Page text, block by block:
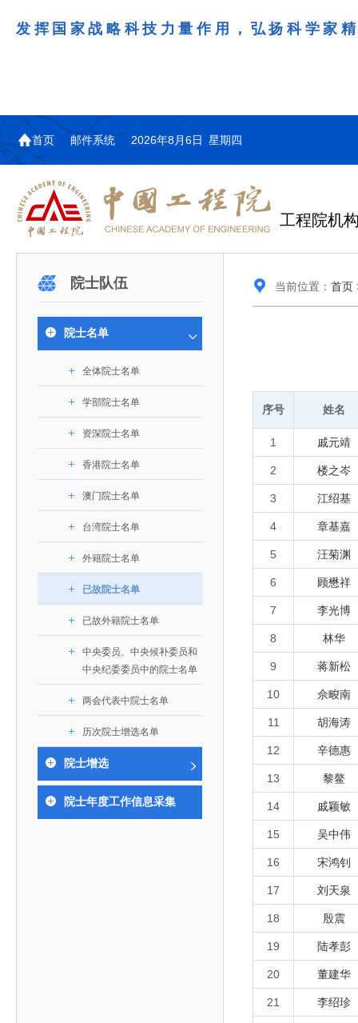
希望两院院士作为科技界杰出代表，冲锋
首页 邮件系统 2026年8月6日 星期四
工程院机
副院长-陈建
978人
393人
资深院士名单
7人
香港院士名单
3人
学部院士名单
信息与电子工程学部
土木、水利与建筑工程学部
工程管理学部(85人,其中79 人为跨学
中国工程院是中国工程科学技术界最高荣誉
性、咨询性学术机构。组织院士开展战略咨询研
究，为国家决策提供支撑服务是中国工程院的主要
职能和中心工作之一。
党的二十大提出，完善国家科技创新体系，强
化科技战略咨询，提升国家创新体系整体效能。中
国工程院以习近平新时代中国特色社会主义思想为
指导，按照党中央、国务院战略部署，坚持“服务决
策、适度超前”，坚持以科学咨询支撑科学决策，坚
持“顶天立地”，积极推进国家工程科技思想库建设和
国家高端智库建设试点工作，为提升我国科技创新
能力、强化关键核心技术攻关、加快建设创新型国
家、支撑经济社会高质量发展、实现中华民族伟大
复兴的中国梦，提供科技智力支撑。
中国工程院组织开展的战略咨询研究，主要结
合国民经济和社会发展规划、计划，组织研究工程
科学技术领域的重大、关键性问题，接受政府、地
方、行业等的委托，对重大工程科学技术发展规
划、计划、方案及其实施等提供咨询意见。
医药卫生学部学术报告会在京举行
为深入贯彻落实习近平总书记在国家
奖励大会、两院院士大会、中国科协
术引领作用，2026年7月10日下午，
院医药卫生学部学术报告会在北京会
行。6位院士做报告，50余位院士参
2026年中国工程科技论坛在京举行
第十五届化工、冶金与材料工程学术会议在广州召开
江西研究院组织召开省校产
7月9日，中国工程科技发展战略
江西研究院（以下简称“江西研
移转化中心，组织江西省相关地
市、企业赴京与北京化工大学举
办产学研合作交流会。北京化工
江西省科学院党组成员、副院长
章国勇，江西研究院副院长邹慧
出席会议。
2026-04-11
2026-03-26
2026-03-24
2026-03-04
中国工程院教育委员会以习近平新时代中国特
色社会主义思想为指导，深入贯彻落实党的二十大
和二十届历次全会精神，按照全国教育大会和中央
人才工作会议有关部署要求，切实履行教育委员会
各项职能，发挥工程教育领域国家高端智库作用，
为一体推进教育科技人才发展，统筹建设教育强
国、科技强国、人才强国提供支撑。主要任务有：
一是贯彻落实习近平总书记重要指示批示精神
和其他中央领导同志有关批示要求，围绕党中央决
策部署，充分发挥高端智库作用，组织院士、专家
开展与工程教育（包括工、农、医科）有关的咨询
研究，为党和国家决策提出咨询意见和建议。
二是加强同教育界、产业界和科技界的联系，
促进工程教育与经济建设紧密结合，促进工程技术
三是积极推动我国继续工程教育的发展及其体
系的建立和完善，促进院校工程教育与继续工程教
育有机结合。
四是加强工程教育的学术研究、宣传和科普工
作，提高工程教育和工程科技在国民意识中的地
位。
第29届中日韩工程院圆桌会
2026年7月23日，第29届中日韩
工程院圆桌会议在韩国首尔成功
值主办，三国工程院院士及代表
100余人现场参会。韩国工程院
国际关系委员会主席朴宰佑院
长（主持工作）丁宁、日本工程
院原副院长原山优子致开幕辞。
2026-08-03
2026-07-27
2026-07-20
香港工程师学会交流团访问我院 2026-05-03
院士队伍
院士名单
全体院士名单
学部院士名单
资深院士名单
香港院士名单
澳门院士名单
台湾院士名单
外籍院士名单
已故院士名单
已故外籍院士名单
中央委员、中央候补委员和
中央纪委委员中的院士名单
两会代表中院士名单
历次院士增选名单
院士增选
院士年度工作信息采集
当前位置： 首页
序号 姓名
1 戚元靖
2 楼之岑
3 江绍基
4 章基嘉
5 汪菊渊
6 顾懋祥
7 李光博
8 林华
9 蒋新松
10 佘畯南
11 胡海涛
12 辛德惠
13 黎鳌
14 戚颖敏
15 吴中伟
16 宋鸿钊
17 刘天泉
18 殷震
19 陆孝彭
20 董建华
21 李绍珍